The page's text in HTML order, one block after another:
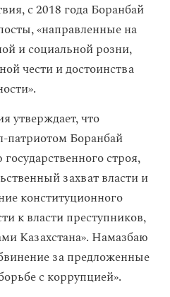
с 2018 года Боранбай
«направленные на
и социальной розни,
чести и достоинства
утверждает, что
патриотом Боранбай
строя,
захват власти и
конституционного
к власти преступников,
Казахстана». Намазбаю
за предложенные
с коррупцией».